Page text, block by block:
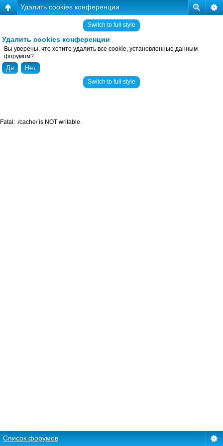
Удалить cookies конференции
Switch to full style
Удалить cookies конференции
Вы уверены, что хотите удалить все cookie, установленные данным
форумом?
Switch to full style
Список форумов
Fatal: ./cache/ is NOT writable.